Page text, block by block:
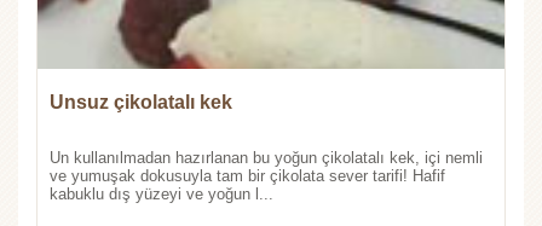
Unsuz çikolatalı kek
Un kullanılmadan hazırlanan bu yoğun çikolatalı kek, içi nemli
ve yumuşak dokusuyla tam bir çikolata sever tarifi! Hafif
kabuklu dış yüzeyi ve yoğun l...